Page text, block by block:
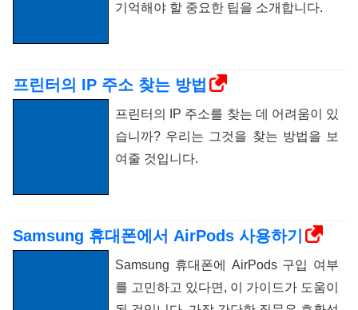
기억해야 할 중요한 팁을 소개합니다.
프린터의 IP 주소 찾는 방법
프린터의 IP 주소를 찾는 데 어려움이 있
습니까? 우리는 그것을 찾는 방법을 보
여줄 것입니다.
Samsung 휴대폰에서 AirPods 사용하기
Samsung 휴대폰에 AirPods 구입 여부
를 고민하고 있다면, 이 가이드가 도움이